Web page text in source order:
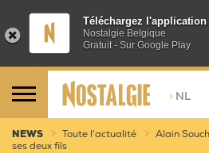
Téléchargez l'application
Nostalgie Belgique
Gratuit - Sur Google Play
> NL
NEWS Toute l'actualité
Alain
ses deux fils